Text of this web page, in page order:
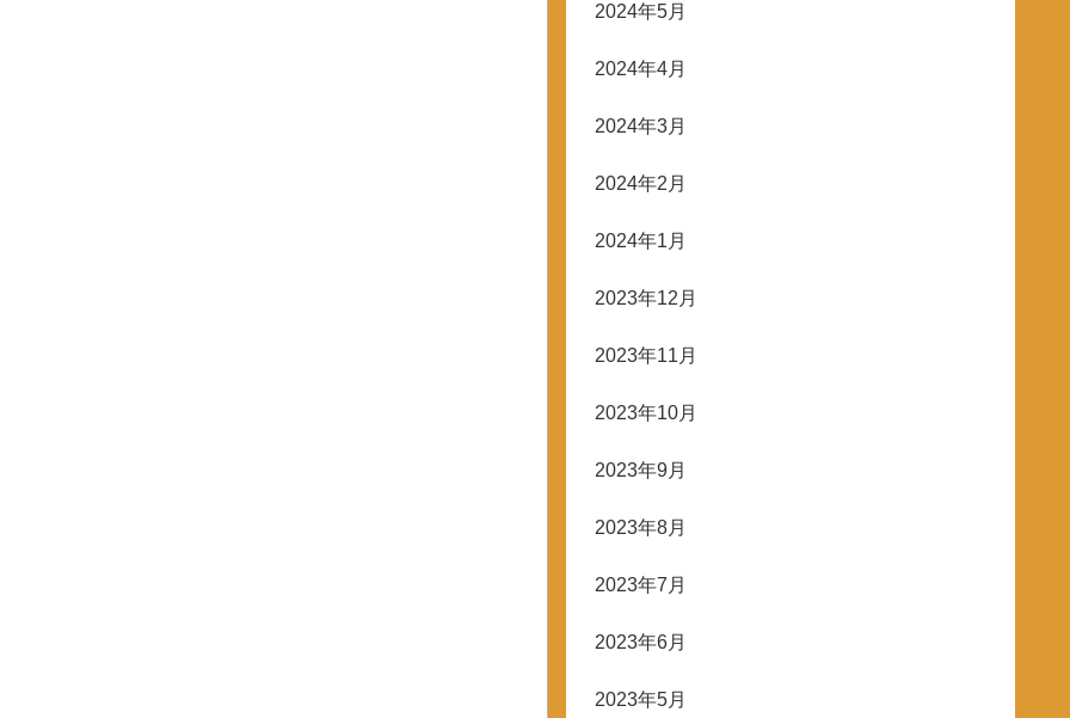
2024年5月
2024年4月
2024年3月
2024年2月
2024年1月
2023年12月
2023年11月
2023年10月
2023年9月
2023年8月
2023年7月
2023年6月
2023年5月